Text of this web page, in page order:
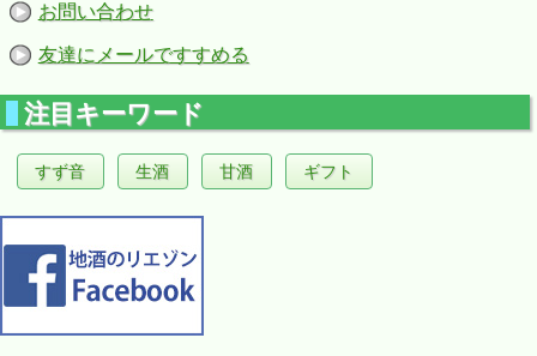
お問い合わせ
友達にメールですすめる
注目キーワード
すず音 生酒 甘酒 ギフト